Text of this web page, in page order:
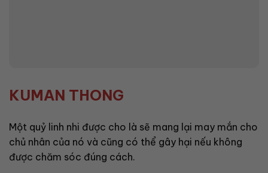
KUMAN THONG
Một quỷ linh nhi được cho là sẽ mang lại may mắn cho
chủ nhân của nó và cũng có thể gây hại nếu không
được chăm sóc đúng cách.